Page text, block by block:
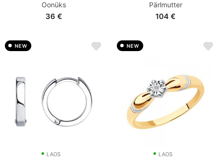
Oonüks
36 €
Pärlmutter
104 €
NEW
LAOS
NEW
LAOS